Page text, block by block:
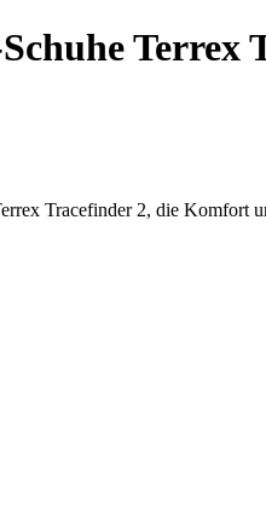
Terrex
Tracefinder 2, die Komfort